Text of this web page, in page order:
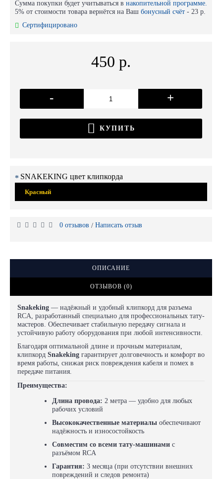
Сумма покупки будет учитываться в накопительной программе.
5% от стоимости товара вернётся на Ваш бонусный счёт - 23 р.
Сертифицировано
450 р.
- +
КУПИТЬ
SNAKEKING цвет клипкорда
Красный
0 отзывов / Написать отзыв
ОПИСАНИЕ
ОТЗЫВОВ (0)
Snakeking — надёжный и удобный клипкорд для разъема
RCA, разработанный специально для профессиональных тату-
мастеров. Обеспечивает стабильную передачу сигнала и
устойчивую работу оборудования при любой интенсивности.
Благодаря оптимальной длине и прочным материалам,
клипкорд Snakeking гарантирует долговечность и комфорт во
время работы, снижая риск повреждения кабеля и помех в
передаче питания.
Преимущества:
Длина провода: 2 метра — удобно для любых
рабочих условий
Высококачественные материалы обеспечивают
надёжность и износостойкость
Совместим со всеми тату-машинами с
разъёмом RCA
Гарантия: 3 месяца (при отсутствии внешних
повреждений и следов ремонта)